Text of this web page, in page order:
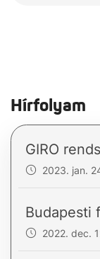
Hírfolyam
GIRO
2023. jan.
Budapesti
2022. dec.